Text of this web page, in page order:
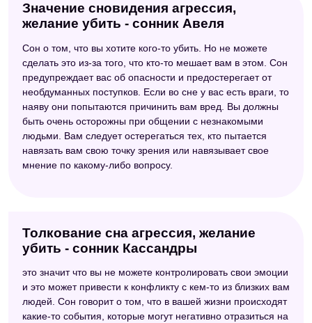
Значение сновидения агрессия,
желание убить - сонник Авеля
Сон о том, что вы хотите кого-то убить. Но не можете
сделать это из-за того, что кто-то мешает вам в этом. Сон
предупреждает вас об опасности и предостерегает от
необдуманных поступков. Если во сне у вас есть враги, то
наяву они попытаются причинить вам вред. Вы должны
быть очень осторожны при общении с незнакомыми
людьми. Вам следует остерегаться тех, кто пытается
навязать вам свою точку зрения или навязывает свое
мнение по какому-либо вопросу.
Толкование сна агрессия, желание
убить - сонник Кассандры
это значит что вы не можете контролировать свои эмоции
и это может привести к конфликту с кем-то из близких вам
людей. Сон говорит о том, что в вашей жизни происходят
какие-то события, которые могут негативно отразиться на